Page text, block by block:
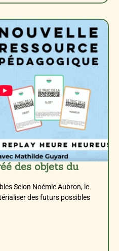
des objets du
Selon Noémie Aubron, le
des futurs possibles